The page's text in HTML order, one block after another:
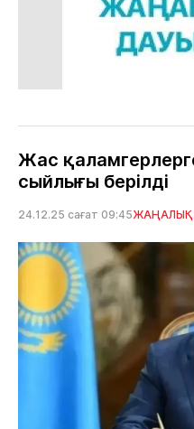
Жас
сыйлығы берілді
24.12.25 сағат 09:45